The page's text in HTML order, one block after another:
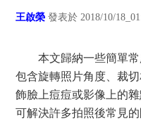
王啟榮 發表於 2018/10/
本文歸納一些簡單常用
包含旋轉照片角度、裁
飾臉上痘痘或影像上的雜
可解決許多拍照後常見的